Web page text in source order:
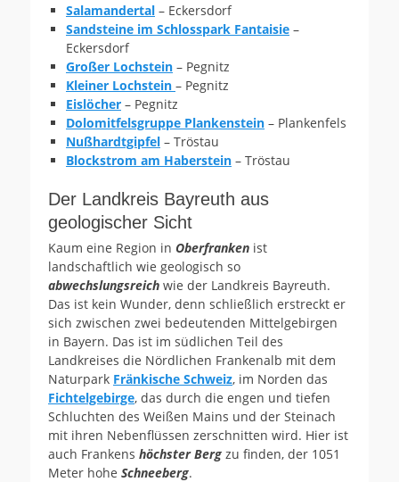
Salamandertal – Eckersdorf
Sandsteine im Schlosspark Fantaisie –
Eckersdorf
Großer Lochstein – Pegnitz
Kleiner Lochstein – Pegnitz
Eislöcher – Pegnitz
Dolomitfelsgruppe Plankenstein – Plankenfels
Nußhardtgipfel – Tröstau
Blockstrom am Haberstein – Tröstau
Der Landkreis Bayreuth aus
geologischer Sicht
Kaum eine Region in Oberfranken ist
landschaftlich wie geologisch so
abwechslungsreich wie der Landkreis Bayreuth.
Das ist kein Wunder, denn schließlich erstreckt er
sich zwischen zwei bedeutenden Mittelgebirgen
in Bayern. Das ist im südlichen Teil des
Landkreises die Nördlichen Frankenalb mit dem
Naturpark Fränkische Schweiz, im Norden das
Fichtelgebirge, das durch die engen und tiefen
Schluchten des Weißen Mains und der Steinach
mit ihren Nebenflüssen zerschnitten wird. Hier ist
auch Frankens höchster Berg zu finden, der 1051
Meter hohe Schneeberg.